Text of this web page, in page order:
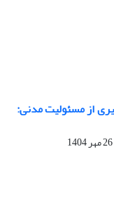
از مسئولیت مدنی:
26 مهر 1404